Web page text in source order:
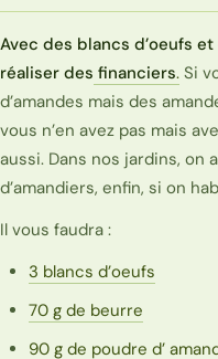
Avec des blancs d’oeufs
réaliser des financiers. Si
d’amandes mais des
vous n’en avez pas mais
aussi. Dans nos jardins, on
d’amandiers, enfin, si on
Il vous faudra :
3 blancs d’oeufs
70 g de beurre
90 g de poudre d’